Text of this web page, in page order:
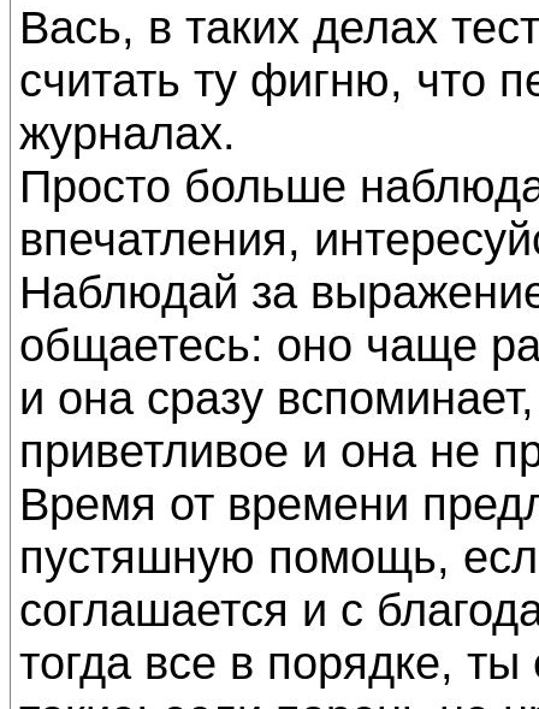
Вась, в таких делах
считать ту фигню, что
журналах.
Просто больше
впечатления,
Наблюдай за
общаетесь: оно чаще
и она сразу
приветливое и она не
Время от времени
пустяшную помощь,
соглашается и с
тогда все в порядке,